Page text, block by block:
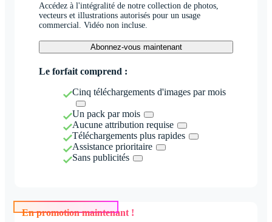
Accédez à l'intégralité de notre collection de photos,
vecteurs et illustrations autorisés pour un usage
commercial. Vidéo non incluse.
Abonnez-vous maintenant
Le forfait comprend :
Cinq téléchargements d'images par mois
Un pack par mois
Aucune attribution requise
Téléchargements plus rapides
Assistance prioritaire
Sans publicités
En promotion maintenant !